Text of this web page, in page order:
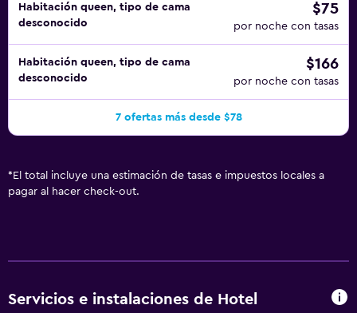
Habitación queen, tipo de cama
desconocido
$75
por noche con tasas
Habitación queen, tipo de cama
desconocido
$166
por noche con tasas
7 ofertas más desde $78
* El total incluye una estimación de tasas e impuestos locales a
pagar al hacer check-out.
Servicios e instalaciones de Hotel